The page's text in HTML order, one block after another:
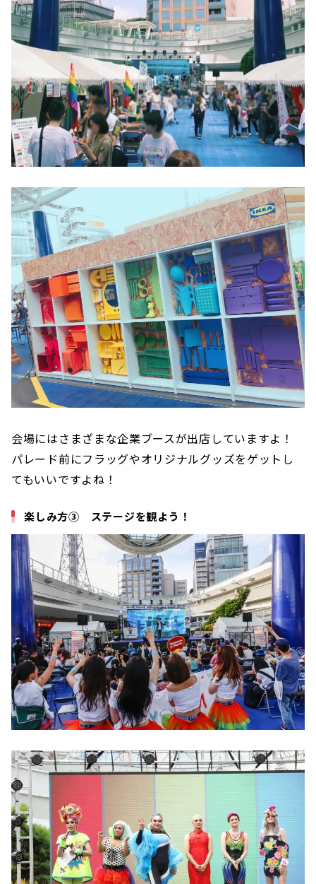
会場にはさまざまな企業ブースが出店していますよ！
パレード前にフラッグやオリジナルグッズをゲットし
てもいいですよね！
楽しみ方③ ステージを観よう！